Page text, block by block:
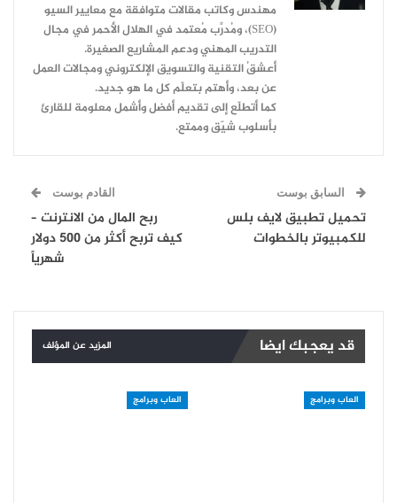
مهندس وكاتب مقالات متوافقة مع معايير السيو
(SEO)، ومُدرِّب مُعتمد في الهلال الأحمر في مجال
التدريب المهني ودعم المشاريع الصغيرة.
أعشقُ التقنية والتسويق الإلكتروني ومجالات العمل
عن بعد، وأهتم بتعلّم كل ما هو جديد.
كما أتطلّع إلى تقديم أفضل وأشمل معلومة للقارئ
بأسلوب شيّق وممتع.
السابق بوست
تحميل تطبيق لايف بلس
للكمبيوتر بالخطوات
القادم بوست
ربح المال من الانترنت –
كيف تربح أكثر من 500 دولار
شهرياً
قد يعجبك ايضا المزيد عن المؤلف
العاب وبرامج العاب وبرامج